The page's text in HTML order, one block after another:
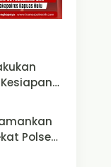
2024 di
Polsek